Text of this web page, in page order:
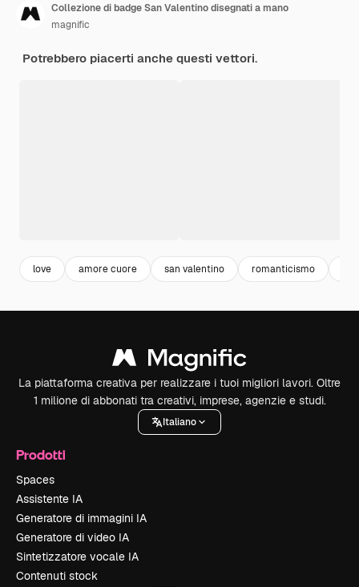
Collezione di badge San Valentino disegnati a mano
magnific
Potrebbero piacerti anche questi vettori.
love amore cuore san valentino romanticismo
La piattaforma creativa per realizzare i tuoi migliori lavori. Oltre
1 milione di abbonati tra creativi, imprese, agenzie e studi.
Italiano
Prodotti
Spaces
Assistente IA
Generatore di immagini IA
Generatore di video IA
Sintetizzatore vocale IA
Contenuti stock